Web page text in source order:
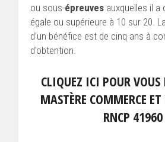
ou sous-épreuves auxquelles il a
égale ou supérieure à 10 sur 20.
d’un bénéfice est de cinq ans à
d’obtention.
CLIQUEZ ICI POUR VOUS
MASTÈRE COMMERCE
RNCP 41960